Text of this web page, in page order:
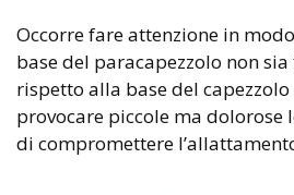
Occorre fare attenzione in
base del paracapezzolo non
rispetto alla base del
provocare piccole ma dolorose
di compromettere